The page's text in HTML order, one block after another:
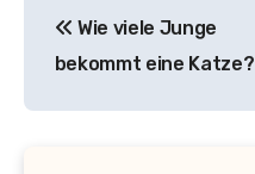
Wie viele Junge
bekommt eine Katze?